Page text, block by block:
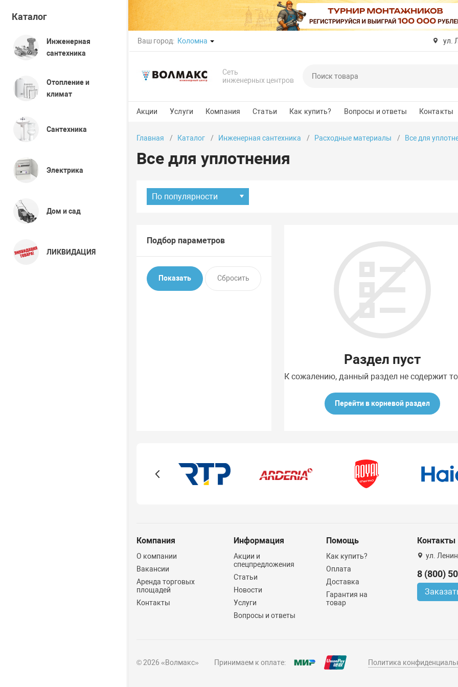
Ваш город: Коломна ул.
Сеть
инженерных центров
Акции Услуги Компания Статьи Как купить? Вопросы и ответы Контакты
Каталог
Инженерная
сантехника
Отопление и
климат
Сантехника
Электрика
Дом и сад
ЛИКВИДАЦИЯ
Главная Каталог Инженерная сантехника Расходные материалы Все для
Все для уплотнения
По популярности
Подбор параметров
Раздел пуст
К сожалению, данный раздел не содержит
Перейти в корневой раздел
Компания
О компании
Вакансии
Аренда торговых
площадей
Контакты
Информация
Акции и
спецпредложения
Статьи
Новости
Услуги
Вопросы и ответы
Помощь
Как купить?
Оплата
Доставка
Гарантия на
товар
Контакты
ул.
8 (800)
© 2026 «Волмакс» Принимаем к оплате: Политика